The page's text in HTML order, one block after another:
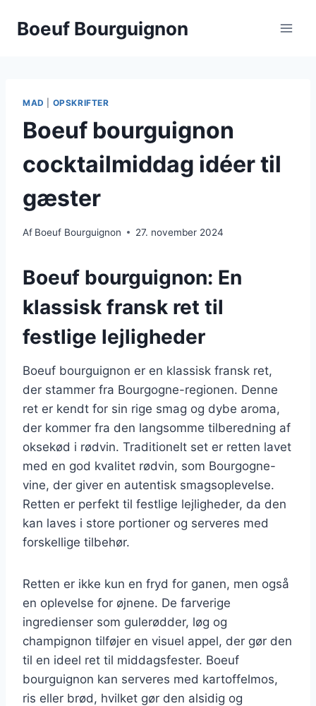
Boeuf Bourguignon
MAD OPSKRIFTER
Boeuf bourguignon
cocktailmiddag idéer til
gæster
Af Boeuf Bourguignon 27. november 2024
Boeuf bourguignon: En
klassisk fransk ret til
festlige lejligheder
Boeuf bourguignon er en klassisk fransk ret,
der stammer fra Bourgogne-regionen. Denne
ret er kendt for sin rige smag og dybe aroma,
der kommer fra den langsomme tilberedning af
oksekød i rødvin. Traditionelt set er retten lavet
med en god kvalitet rødvin, som Bourgogne-
vine, der giver en autentisk smagsoplevelse.
Retten er perfekt til festlige lejligheder, da den
kan laves i store portioner og serveres med
forskellige tilbehør.
Retten er ikke kun en fryd for ganen, men også
en oplevelse for øjnene. De farverige
ingredienser som gulerødder, løg og
champignon tilføjer en visuel appel, der gør den
til en ideel ret til middagsfester. Boeuf
bourguignon kan serveres med kartoffelmos,
ris eller brød, hvilket gør den alsidig og